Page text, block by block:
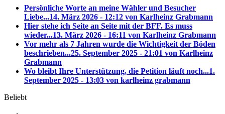
Persönliche Worte an meine Wähler und Besucher
Liebe...14. März 2026 - 12:12 von Karlheinz Grabmann
Hier stehe ich Seite an Seite mit der BFF. Es muss
wieder...13. März 2026 - 16:11 von Karlheinz Grabmann
Vor mehr als 7 Jahren wurde die Wichtigkeit der Böden
beschrieben...25. September 2025 - 21:01 von Karlheinz
Grabmann
Wo bleibt Ihre Unterstützung, die Petition läuft noch...1.
September 2025 - 13:03 von karlheinz grabmann
Beliebt